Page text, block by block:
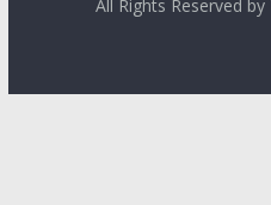
All Rights Reserved